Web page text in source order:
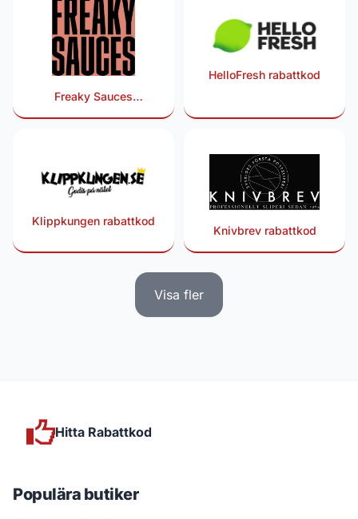
Freaky Sauces
HelloFresh rabattkod
Klippkungen rabattkod
Knivbrev rabattkod
Visa fler
Hitta Rabattkod
Populära butiker